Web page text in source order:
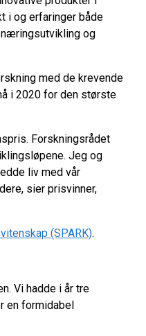
i og erfaringer både
næringsutvikling og
med de krevende
i 2020 for den største
Forskningsrådet
Jeg og
liv med vår
, sier prisvinner,
(SPARK).
Vi hadde i år tre
en formidabel